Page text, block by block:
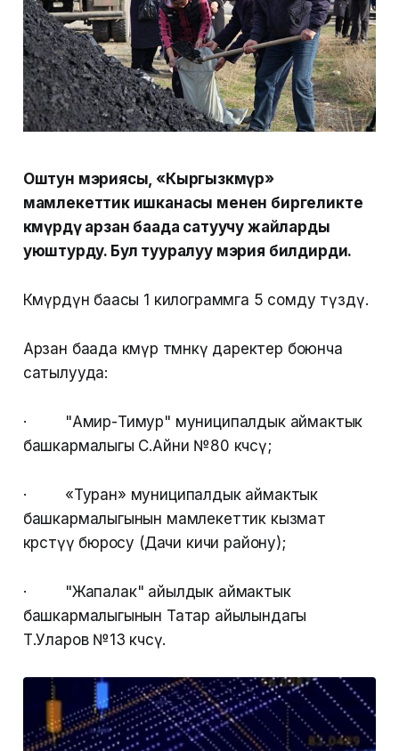
Оштун мэриясы, «Кыргызкөмүр»
мамлекеттик ишканасы менен биргеликте
көмүрдү арзан баада сатуучу жайларды
уюштурду. Бул тууралуу мэрия билдирди.
Көмүрдүн баасы 1 килограммга 5 сомду түздү.
Арзан баада көмүр төмөнкү даректер боюнча
сатылууда:
· "Амир-Тимур" муниципалдык аймактык
башкармалыгы С.Айни №80 көчөсү;
· «Туран» муниципалдык аймактык
башкармалыгынын мамлекеттик кызмат
көрсөтүү бюросу (Дачи кичи району);
· "Жапалак" айылдык аймактык
башкармалыгынын Татар айылындагы
Т.Уларов №13 көчөсү.